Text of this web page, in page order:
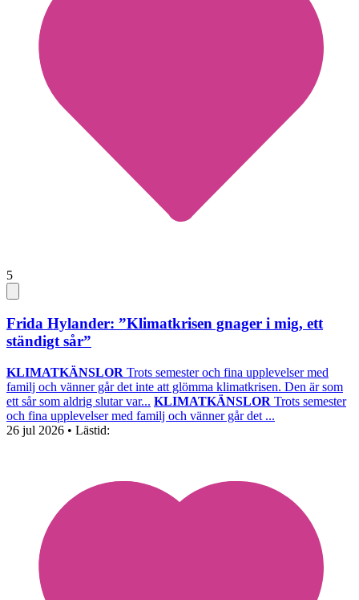
5
Frida Hylander: ”Klimatkrisen gnager i mig, ett
ständigt sår”
KLIMATKÄNSLOR Trots semester och fina upplevelser med
familj och vänner går det inte att glömma klimatkrisen. Den är som
ett sår som aldrig slutar var... KLIMATKÄNSLOR Trots semester
och fina upplevelser med familj och vänner går det ...
26 jul 2026 • Lästid: